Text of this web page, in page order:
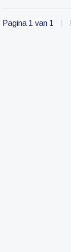
Pagina 1 van 1